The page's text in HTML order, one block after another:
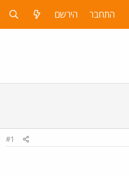
התחבר הירשם
#1